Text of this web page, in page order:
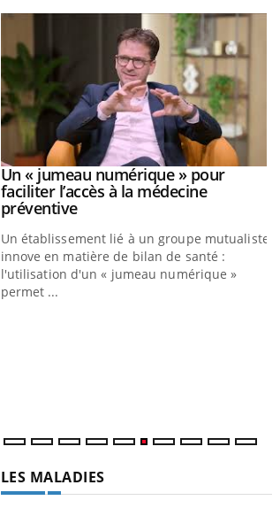
Youtube
Un « jumeau numérique » pour
faciliter l’accès à la médecine
préventiveYoutube
Un établissement lié à un groupe mutualiste
innove en matière de bilan de santé :
l'utilisation d'un « jumeau numérique »
permet ...
LES MALADIES